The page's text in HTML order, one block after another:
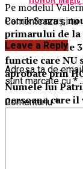
Pe modelul
Patrik Scoruş,
primarului de la
una dintre cele
functie care NU
aprobate prin
Numele lui
persoana care
director al
„debarcat”/
Comenteaza si tu
Leave a Reply
Adresa ta de
sunt marcate cu *
Comentariu*